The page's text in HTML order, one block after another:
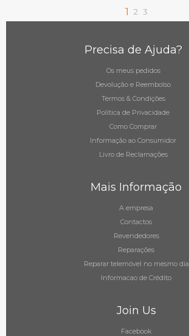
1 2 3
Precisa de Ajuda?
Os meus pedidos
Devolução e Reembolso
Termos & Condições
Política de Privacidade
Como Comprar
Informação ao Consumidor
Livro de Reclamações
Mais Informação
A empresa
Contactos
Revendedores
Reparações
Reparar telemóvel no mesmo dia
Informacao de Crédito
Join Us
Facebook